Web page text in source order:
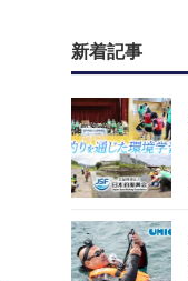
新着記事